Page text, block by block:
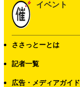
イベント
ささっとーとは
記者一覧
広告・メディアガイド